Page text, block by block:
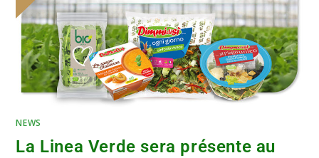
NEWS
La Linea Verde sera présente au